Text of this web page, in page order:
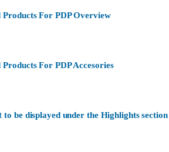
Products For PDP Overview
Products For PDP Accesories
to be displayed under the Highlights section